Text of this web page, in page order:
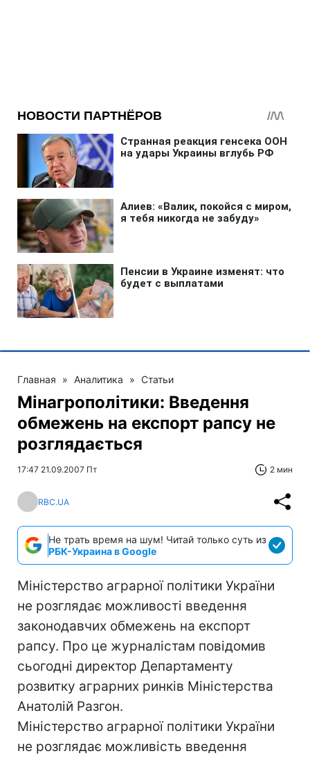
Главная » Аналитика » Статьи
Мінагрополітики: Введення
обмежень на експорт рапсу не
розглядається
17:47 21.09.2007 Пт 2 мин
RBC.UA
Не трать время на шум! Читай только суть из
РБК-Украина в Google
Міністерство аграрної політики України
не розглядає можливості введення
законодавчих обмежень на експорт
рапсу. Про це журналістам повідомив
сьогодні директор Департаменту
розвитку аграрних ринків Міністерства
Анатолій Разгон.
Міністерство аграрної політики України
не розглядає можливість введення